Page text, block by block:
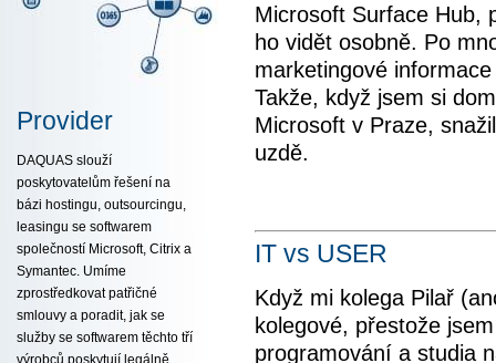
Provider
DAQUAS slouží
poskytovatelům řešení na
bázi hostingu, outsourcingu,
leasingu se softwarem
společností Microsoft, Citrix a
Symantec. Umíme
zprostředkovat patřičné
smlouvy a poradit, jak se
služby se softwarem těchto tří
výrobců poskytují legálně.
Microsoft Surface Hub,
ho vidět osobně. Po
marketingové
Takže, když jsem si
Microsoft v Praze,
uzdě.
IT vs USER
Když mi kolega Pilař
kolegové, přestože
programování a studia